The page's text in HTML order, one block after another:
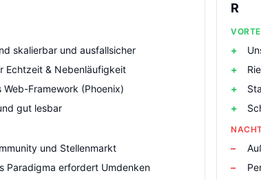
skalierbar und ausfallsicher
Echtzeit & Nebenläufigkeit
Web-Framework (Phoenix)
gut lesbar
und Stellenmarkt
Paradigma erfordert Umdenken
R